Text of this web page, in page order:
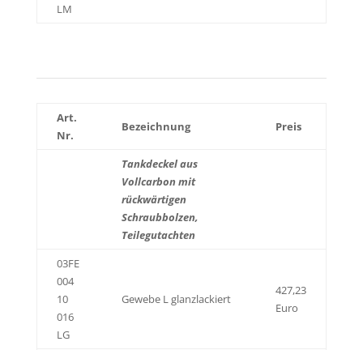
LM
Art.
Nr.
Bezeichnung Preis
Tankdeckel aus
Vollcarbon mit
rückwärtigen
Schraubbolzen,
Teilegutachten
03FE
004
10
016
LG
Gewebe L glanzlackiert
427,23
Euro